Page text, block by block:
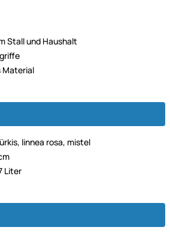
Stall und Haushalt
Material
linnea rosa, mistel
Liter